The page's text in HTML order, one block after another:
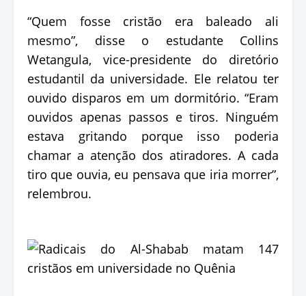
“Quem fosse cristão era baleado ali
mesmo”, disse o estudante Collins
Wetangula, vice-presidente do diretório
estudantil da universidade. Ele relatou ter
ouvido disparos em um dormitório. “Eram
ouvidos apenas passos e tiros. Ninguém
estava gritando porque isso poderia
chamar a atenção dos atiradores. A cada
tiro que ouvia, eu pensava que iria morrer”,
relembrou.